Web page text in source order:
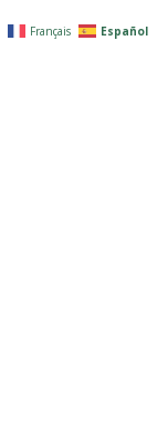
Français Español